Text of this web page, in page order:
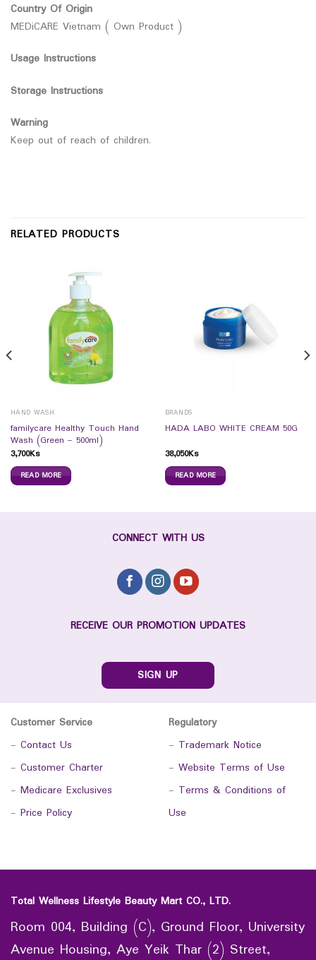
Country Of Origin
MEDiCARE Vietnam ( Own Product )
Usage Instructions
Storage Instructions
Warning
Keep out of reach of children.
RELATED PRODUCTS
HAND WASH
familycare Healthy Touch Hand
Wash (Green – 500ml)
3,700Ks
READ MORE
BRANDS
HADA LABO WHITE CREAM 50G
38,050Ks
READ MORE
CONNECT WITH US
RECEIVE OUR PROMOTION UPDATES
SIGN UP
Customer Service
- Contact Us
- Customer Charter
- Medicare Exclusives
- Price Policy
Regulatory
- Trademark Notice
- Website Terms of Use
- Terms & Conditions of
Use
Total Wellness Lifestyle Beauty Mart CO., LTD.
Room 004, Building (C), Ground Floor, University
Avenue Housing, Aye Yeik Thar (2) Street,